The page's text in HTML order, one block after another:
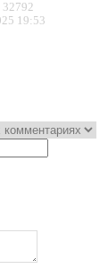
32792
19:53